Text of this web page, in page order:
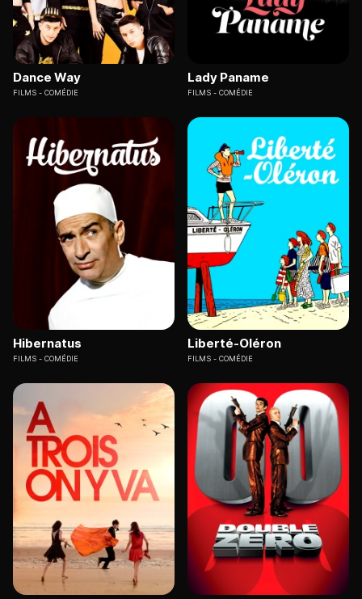
Dance Way
FILMS COMÉDIE
Lady Paname
FILMS COMÉDIE
Hibernatus
FILMS COMÉDIE
Liberté-Oléron
FILMS COMÉDIE